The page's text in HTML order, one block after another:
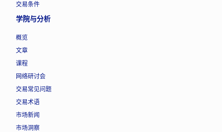
交易条件
学院与分析
概览
文章
课程
网络研讨会
交易常见问题
交易术语
市场新闻
市场洞察